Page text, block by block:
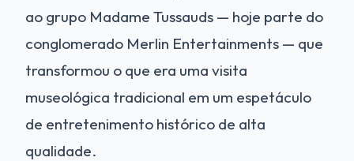
ao grupo Madame Tussauds — hoje parte do
conglomerado Merlin Entertainments — que
transformou o que era uma visita
museológica tradicional em um espetáculo
de entretenimento histórico de alta
qualidade.